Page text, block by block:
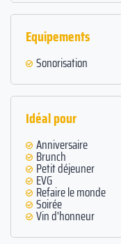
Equipements
Sonorisation
Idéal pour
Anniversaire
Brunch
Petit déjeuner
EVG
Refaire le monde
Soirée
Vin d'honneur